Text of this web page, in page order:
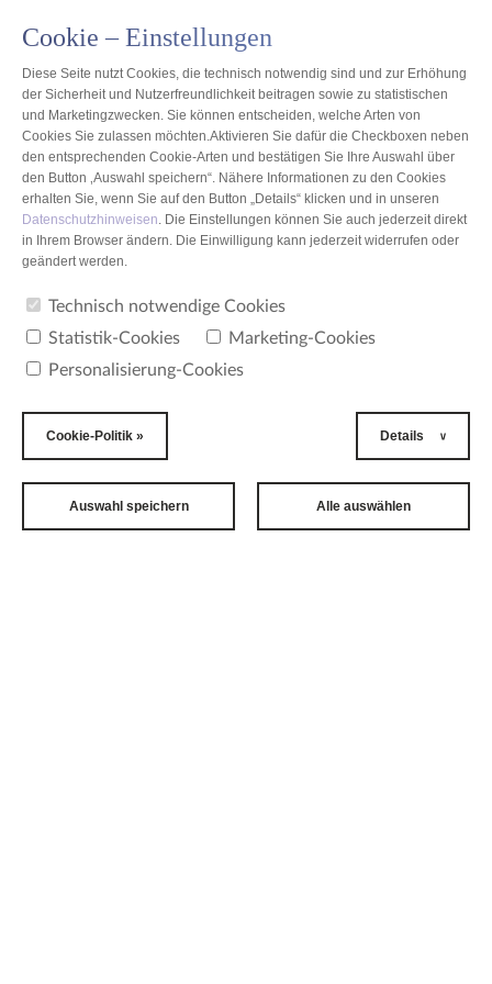
Cookie – Einstellungen
Diese Seite nutzt Cookies, die technisch notwendig sind und zur Erhöhung
der Sicherheit und Nutzerfreundlichkeit beitragen sowie zu statistischen
und Marketingzwecken. Sie können entscheiden, welche Arten von
Cookies Sie zulassen möchten.Aktivieren Sie dafür die Checkboxen neben
den entsprechenden Cookie-Arten und bestätigen Sie Ihre Auswahl über
den Button ‚Auswahl speichern“. Nähere Informationen zu den Cookies
erhalten Sie, wenn Sie auf den Button „Details“ klicken und in unseren
Datenschutzhinweisen. Die Einstellungen können Sie auch jederzeit direkt
in Ihrem Browser ändern. Die Einwilligung kann jederzeit widerrufen oder
geändert werden.
Technisch notwendige Cookies
Statistik-Cookies
Marketing-Cookies
Personalisierung-Cookies
Cookie-Politik » Details
Auswahl speichern Alle auswählen
Dänemark - Liste der Standorte
Polen
2006 - 2026 All Rights Reserved
Datenschutzerklärung
Cookie-Politik
Kontakt